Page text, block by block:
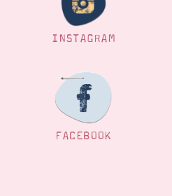
INSTAGRAM
FACEBOOK